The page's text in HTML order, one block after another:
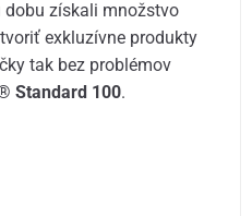
dobu získali množstvo
exkluzívne produkty
tak bez problémov
Standard 100.